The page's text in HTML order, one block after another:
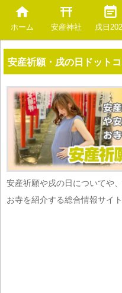
ホーム 安産神社 戌日
安産祈願・戌の日ドット
安産祈願や戌の日についてや
お寺を紹介する総合情報サイト